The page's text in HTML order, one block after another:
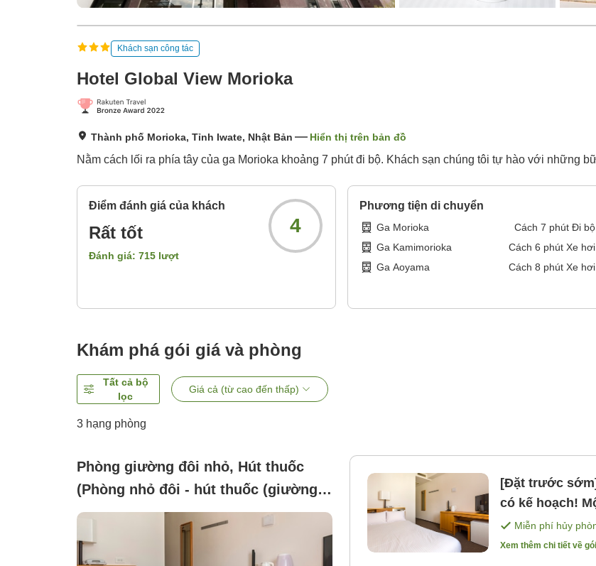
Khách sạn công tác
Hotel Global View Morioka
Thành phố Morioka, Tỉnh Iwate, Nhật Bản Hiển thị trên bản đồ
Nằm cách lối ra phía tây của ga Morioka khoảng 7 phút đi bộ. Khách sạn chúng tôi tự hào với những
Điểm đánh giá của khách
Rất tốt
Đánh giá: 715 lượt
4
Phương tiện di chuyển
Ga Morioka Cách 7 phút Đi bộ
Ga Kamimorioka
Cách 6 phút Xe hơi
Ga Aoyama
Cách 8 phút Xe hơi
Khám phá gói giá và phòng
Tất cả bộ
lọc
Giá cả (từ cao đến thấp)
3 hạng phòng
Phòng giường đôi nhỏ, Hút thuốc
(Phòng nhỏ đôi - hút thuốc (giường
bán đôi rộng 120cm, diện tích 12m²))
[Đặt trước sớm] Ưu đãi đặt trước 14 ngày Đặt ngay khi đã
có kế hoạch!
bao gồm
Miễn phí hủy
Xem thêm chi tiết về